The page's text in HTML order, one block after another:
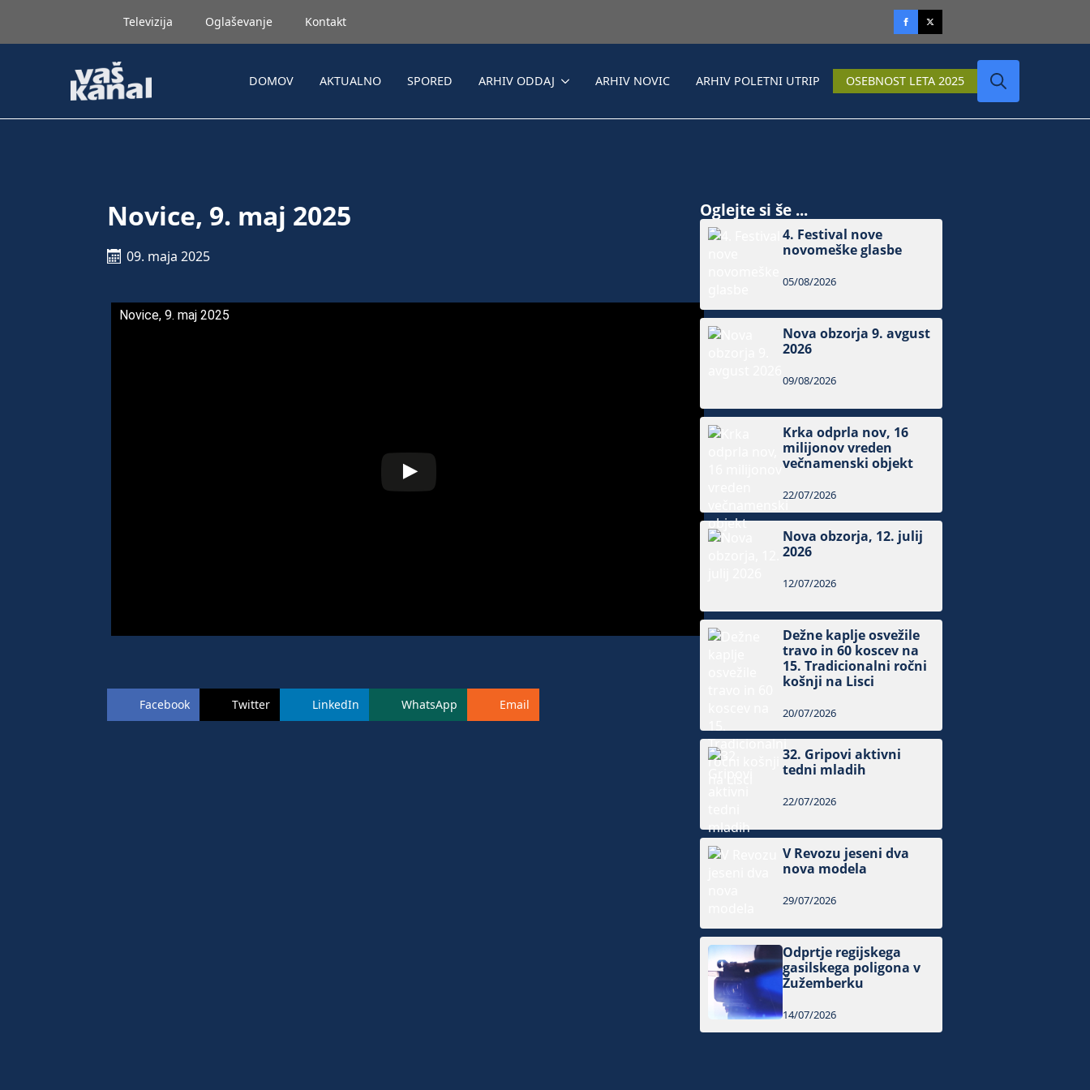
Televizija Oglaševanje Kontakt
DOMOV AKTUALNO SPORED ARHIV ODDAJ ARHIV NOVIC ARHIV POLETNI UTRIP OSEBNOST LETA 2025
Novice, 9. maj 2025
09. maja 2025
Novice, 9. maj 2025
Facebook Twitter LinkedIn WhatsApp Email
Oglejte si še ...
4. Festival nove
novomeške glasbe
05/08/2026
Nova obzorja 9. avgust
2026
09/08/2026
Krka odprla nov, 16
milijonov vreden
večnamenski objekt
22/07/2026
Nova obzorja, 12. julij
2026
12/07/2026
Dežne kaplje osvežile
travo in 60 koscev na
15. Tradicionalni ročni
košnji na Lisci
20/07/2026
32. Gripovi aktivni
tedni mladih
22/07/2026
V Revozu jeseni dva
nova modela
29/07/2026
Odprtje regijskega
gasilskega poligona v
Žužemberku
14/07/2026